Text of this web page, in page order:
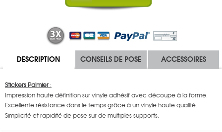
DESCRIPTION CONSEILS DE POSE ACCESSOIRES
Stickers Palmier :
Impression haute définition sur vinyle adhésif avec découpe à la forme.
Excellente résistance dans le temps grâce à un vinyle haute qualité.
Simplicité et rapidité de pose sur de multiples supports.